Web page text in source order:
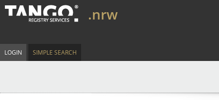
.nrw
LOGIN SIMPLE SEARCH